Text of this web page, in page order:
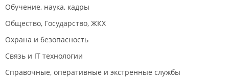
Обучение, наука, кадры
Общество, Государство, ЖКХ
Охрана и безопасность
Связь и IT технологии
Справочные, оперативные и экстренные службы